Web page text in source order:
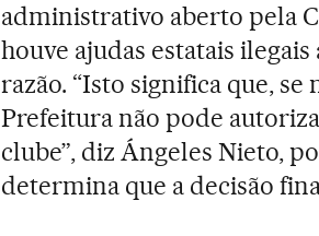
administrativo aberto pela
houve ajudas estatais ilegais
razão. “Isto significa que, se
Prefeitura não pode
clube”, diz Ángeles Nieto,
determina que a decisão